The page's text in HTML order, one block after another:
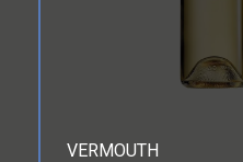
VERMOUTH